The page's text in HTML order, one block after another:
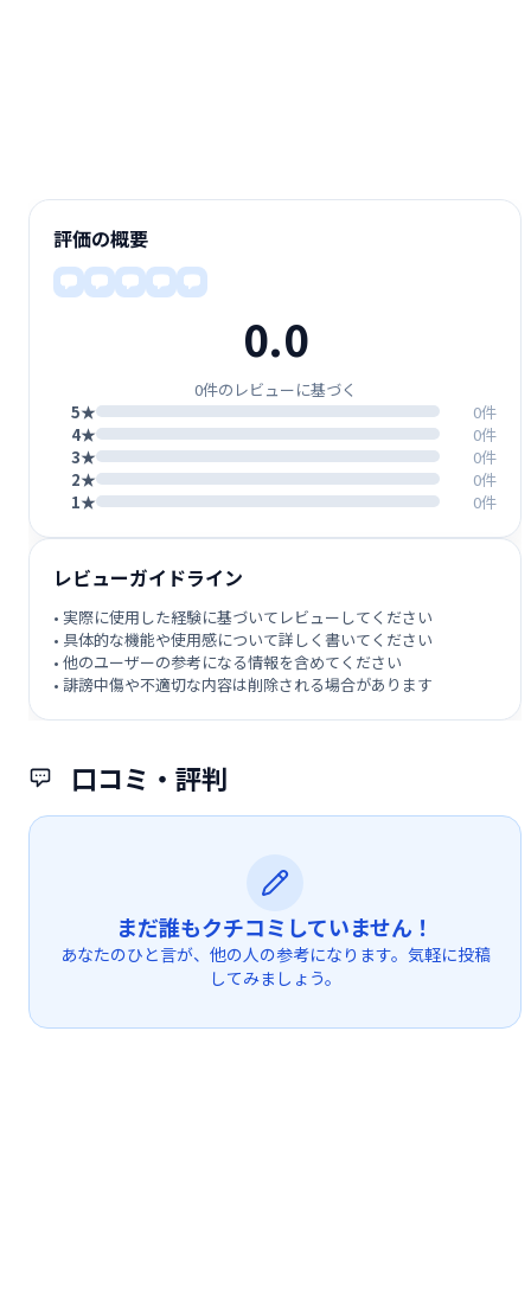
口コミ・評判
まだ誰もクチコミしていません！
あなたのひと言が、他の人の参考になります。気軽に投稿
してみましょう。
評価の概要
0.0
0件のレビューに基づく
5★
0件
4★
0件
3★
0件
2★
0件
1★
0件
レビューガイドライン
• 実際に使用した経験に基づいてレビューしてください
• 具体的な機能や使用感について詳しく書いてください
• 他のユーザーの参考になる情報を含めてください
• 誹謗中傷や不適切な内容は削除される場合があります